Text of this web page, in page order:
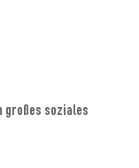
großes soziales